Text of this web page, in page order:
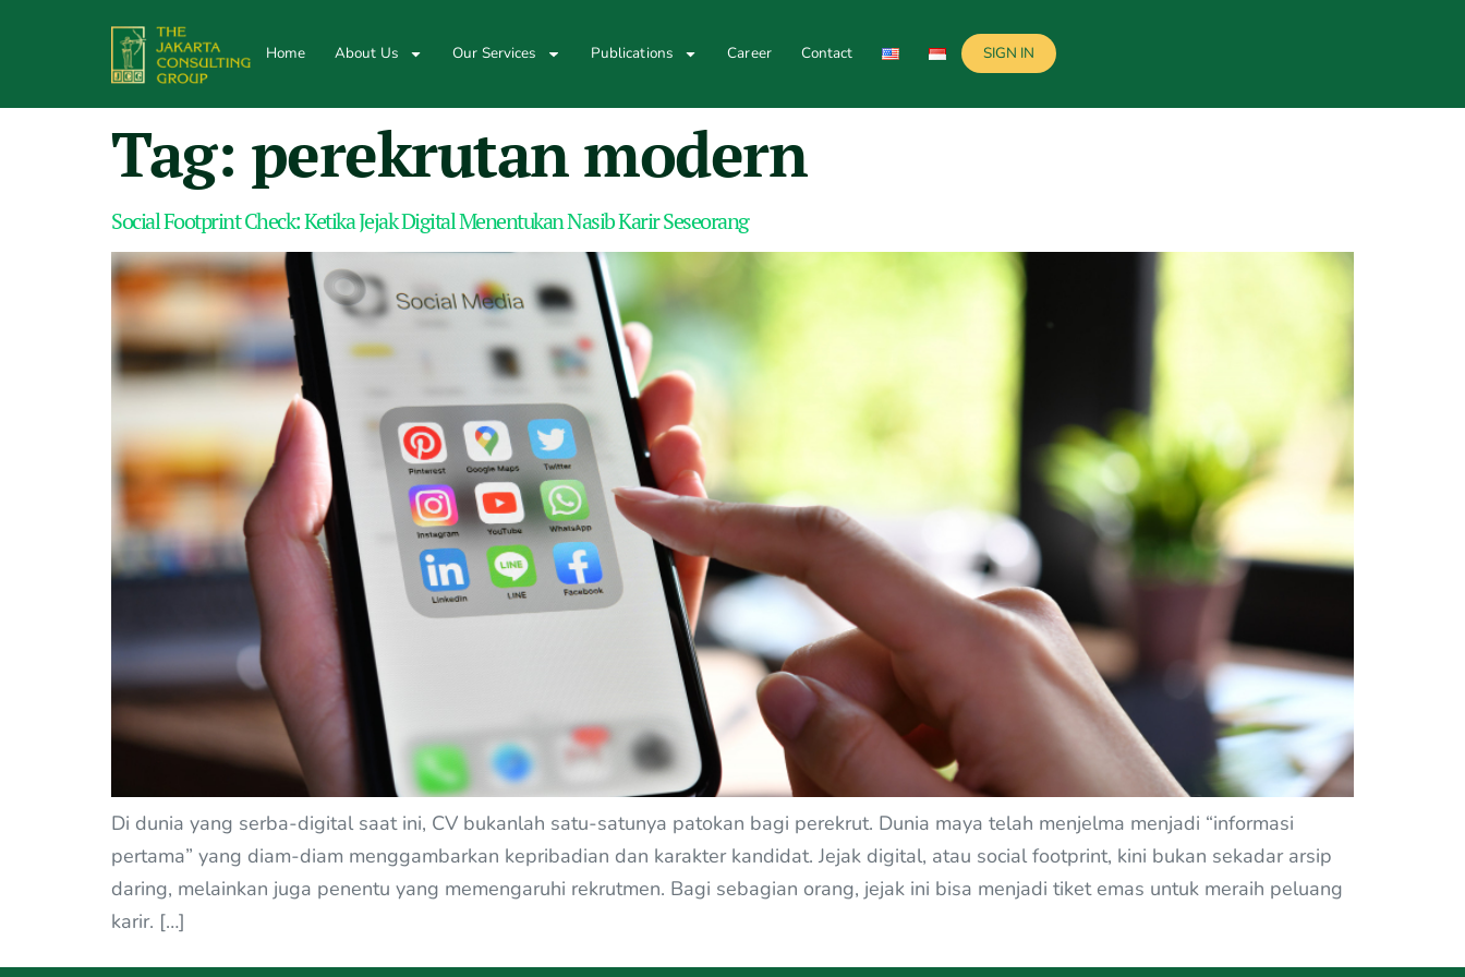
Home About Us Our Services Publications Career Contact SIGN IN
Tag: perekrutan modern
Social Footprint Check: Ketika Jejak Digital Menentukan Nasib Karir Seseorang
Di dunia yang serba-digital saat ini, CV bukanlah satu-satunya patokan bagi perekrut. Dunia maya telah menjelma menjadi “informasi
pertama” yang diam-diam menggambarkan kepribadian dan karakter kandidat. Jejak digital, atau social footprint, kini bukan sekadar arsip
daring, melainkan juga penentu yang memengaruhi rekrutmen. Bagi sebagian orang, jejak ini bisa menjadi tiket emas untuk meraih peluang
karir. […]